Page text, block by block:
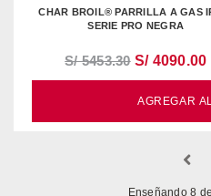
CHAR BROIL® PARRILLA A GAS
SERIE PRO NEGRA
S/ 5453.30S/ 4090.00
AGREGAR
Enseñando 8